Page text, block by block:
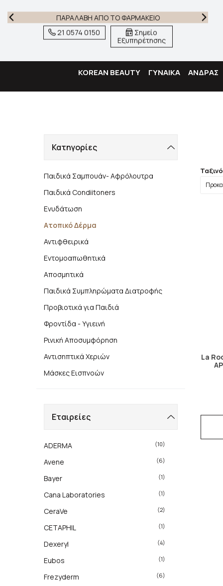
ΠΑΡΑΛΑΒΗ ΑΠΟ ΤΟ ΦΑΡΜΑΚΕΙΟ
21 0574 0150
Σημείο
Εξυπηρέτησης
KOREAN BEAUTY ΓΥΝΑΙΚΑ ΑΝΔΡΑΣ
Κατηγορίες
Παιδικά Σαμπουάν- Αφρόλουτρα
Παιδικά Condiitoners
Ενυδάτωση
Ατοπικό Δέρμα
Αντιφθειρικά
Εντομοαπωθητικά
Αποσμητικά
Παιδικά Συμπληρώματα Διατροφής
Προβιοτικά για Παιδιά
Φροντίδα - Υγιεινή
Ρινική Αποσυμφόρηση
Αντισηπτικά Χεριών
Μάσκες Εισπνοών
Εταιρείες
ADERMA (10)
Avene (6)
Bayer (1)
Cana Laboratories (1)
CeraVe (2)
CETAPHIL (1)
Dexeryl (4)
Eubos (1)
Frezyderm (6)
La